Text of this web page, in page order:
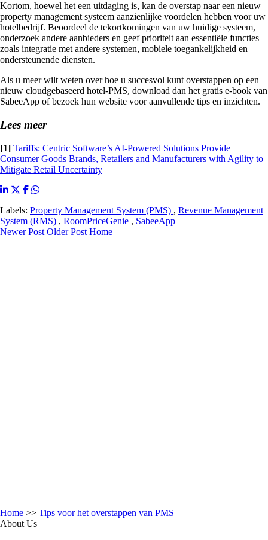
Kortom, hoewel het een uitdaging is, kan de overstap naar een nieuw
property management systeem aanzienlijke voordelen hebben voor uw
hotelbedrijf. Beoordeel de tekortkomingen van uw huidige systeem,
onderzoek andere aanbieders en geef prioriteit aan essentiële functies
zoals integratie met andere systemen, mobiele toegankelijkheid en
ondersteunende diensten.
Als u meer wilt weten over hoe u succesvol kunt overstappen op een
nieuw cloudgebaseerd hotel-PMS, download dan het gratis e-book van
SabeeApp of bezoek hun website voor aanvullende tips en inzichten.
Lees meer
[1] Tariffs: Centric Software’s AI-Powered Solutions Provide
Consumer Goods Brands, Retailers and Manufacturers with Agility to
Mitigate Retail Uncertainty
Labels: Property Management System (PMS) , Revenue Management
System (RMS) , RoomPriceGenie , SabeeApp
Newer Post Older Post Home
Home >> Tips voor het overstappen van PMS
About Us